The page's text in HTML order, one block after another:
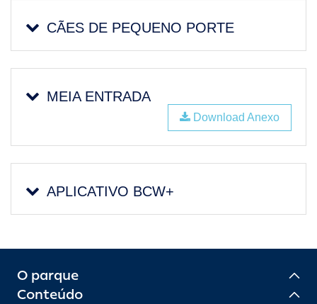
CÃES DE PEQUENO PORTE
MEIA ENTRADA
Download Anexo
APLICATIVO BCW+
O parque
Conteúdo